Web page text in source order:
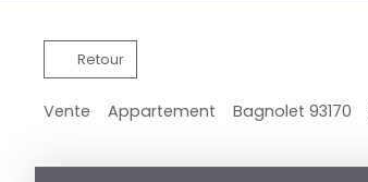
Retour
Vente Appartement Bagnolet 93170